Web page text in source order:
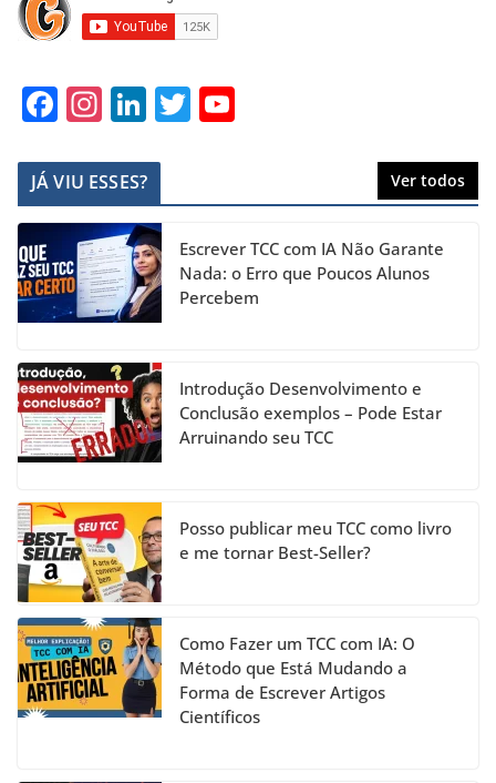
F
c
e
b
o
o
k
In
a
gr
a
m
Li
k
e
dI
n
T
er T
u
b
e
h
a
n
el
JÁ VIU ESSES? Ver todos
Escrever TCC com IA Não Garante
Nada: o Erro que Poucos Alunos
Percebem
Introdução Desenvolvimento e
Conclusão exemplos – Pode Estar
Arruinando seu TCC
Posso publicar meu TCC como livro
e me tornar Best-Seller?
Como Fazer um TCC com IA: O
Método que Está Mudando a
Forma de Escrever Artigos
Científicos